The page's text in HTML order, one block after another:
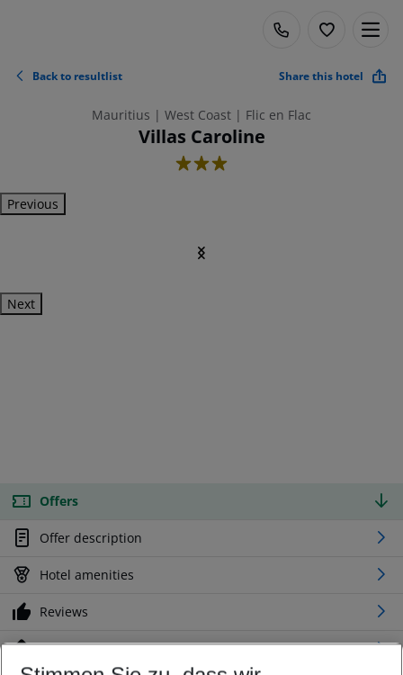
Back to resultlist Share this hotel
Mauritius | West Coast | Flic en Flac
Villas Caroline
3
Previous
Next
Offers
Offer description
Hotel amenities
Reviews
Location